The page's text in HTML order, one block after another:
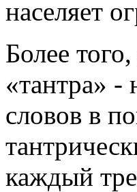
населяет
Более
«тантра» -
словов в
каждый